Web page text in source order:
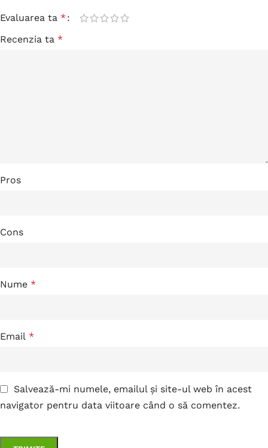
Evaluarea ta *
Recenzia ta *
Pros
Cons
Nume *
Email *
Salvează-mi numele, emailul și site-ul web în acest
navigator pentru data viitoare când o să comentez.